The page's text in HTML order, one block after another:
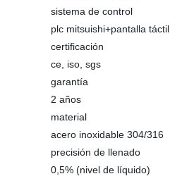
sistema de control
plc mitsuishi+pantalla táctil
certificación
ce, iso, sgs
garantía
2 años
material
acero inoxidable 304/316
precisión de llenado
0,5% (nivel de líquido)